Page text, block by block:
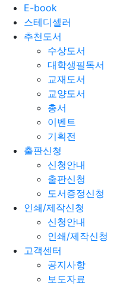
E-book
스테디셀러
추천도서
수상도서
대학생필독서
교재도서
교양도서
총서
이벤트
기획전
출판신청
신청안내
출판신청
도서증정신청
인쇄/제작신청
신청안내
인쇄/제작신청
고객센터
공지사항
보도자료